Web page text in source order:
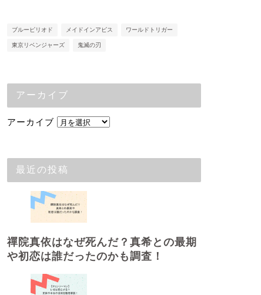
ブルーピリオド メイドインアビス ワールドトリガー
東京リベンジャーズ 鬼滅の刃
アーカイブ
アーカイブ
最近の投稿
禪院真依はなぜ死んだ？真希との最期
や初恋は誰だったのかも調査！